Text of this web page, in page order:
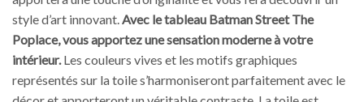
style d’art innovant.Avec le tableau Batman Street The
Poplace, vous apportez une sensation moderne à votre
intérieur.Les couleurs vives et les motifs graphiques
représentés sur la toile s’harmoniseront parfaitement avec le